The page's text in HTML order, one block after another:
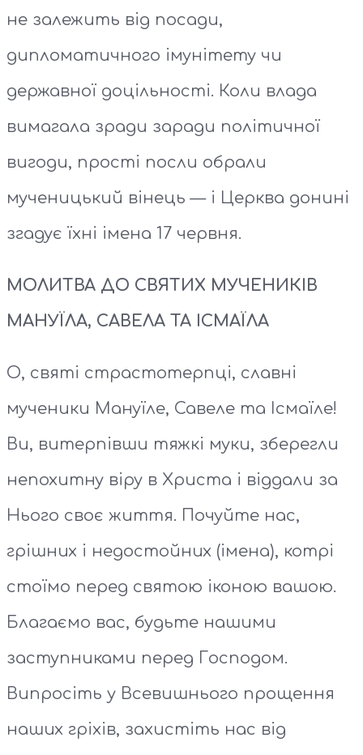
не залежить від посади,
дипломатичного імунітету чи
державної доцільності. Коли влада
вимагала зради заради політичної
вигоди, прості посли обрали
мученицький вінець — і Церква донині
згадує їхні імена 17 червня.
МОЛИТВА ДО СВЯТИХ МУЧЕНИКІВ
МАНУЇЛА, САВЕЛА ТА ІСМАЇЛА
О, святі страстотерпці, славні
мученики Мануїле, Савеле та Ісмаїле!
Ви, витерпівши тяжкі муки, зберегли
непохитну віру в Христа і віддали за
Нього своє життя. Почуйте нас,
грішних і недостойних (імена), котрі
стоїмо перед святою іконою вашою.
Благаємо вас, будьте нашими
заступниками перед Господом.
Випросіть у Всевишнього прощення
наших гріхів, захистіть нас від